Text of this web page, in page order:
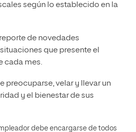
según lo establecido en la
de novedades
que presente el
cada mes.
preocuparse, velar y llevar un
y el bienestar de sus
debe encargarse de todos